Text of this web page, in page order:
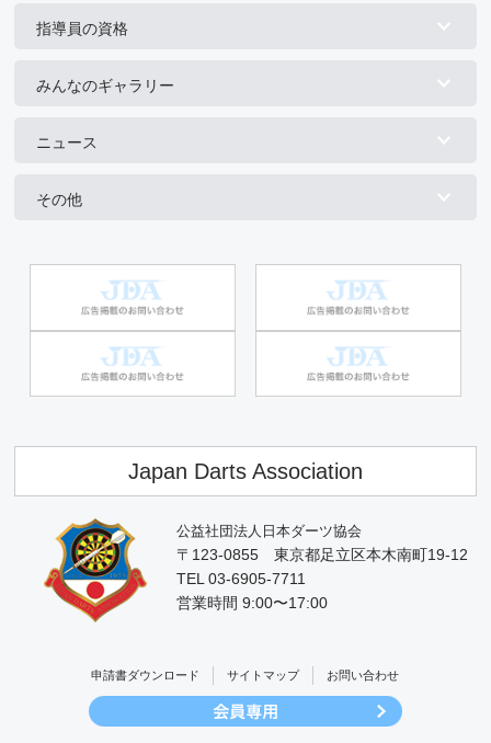
指導員の資格
みんなのギャラリー
ニュース
その他
Japan Darts Association
公益社団法人日本ダーツ協会
〒123-0855 東京都足立区本木南町19-12
TEL 03-6905-7711
営業時間 9:00〜17:00
申請書ダウンロード サイトマップ お問い合わせ